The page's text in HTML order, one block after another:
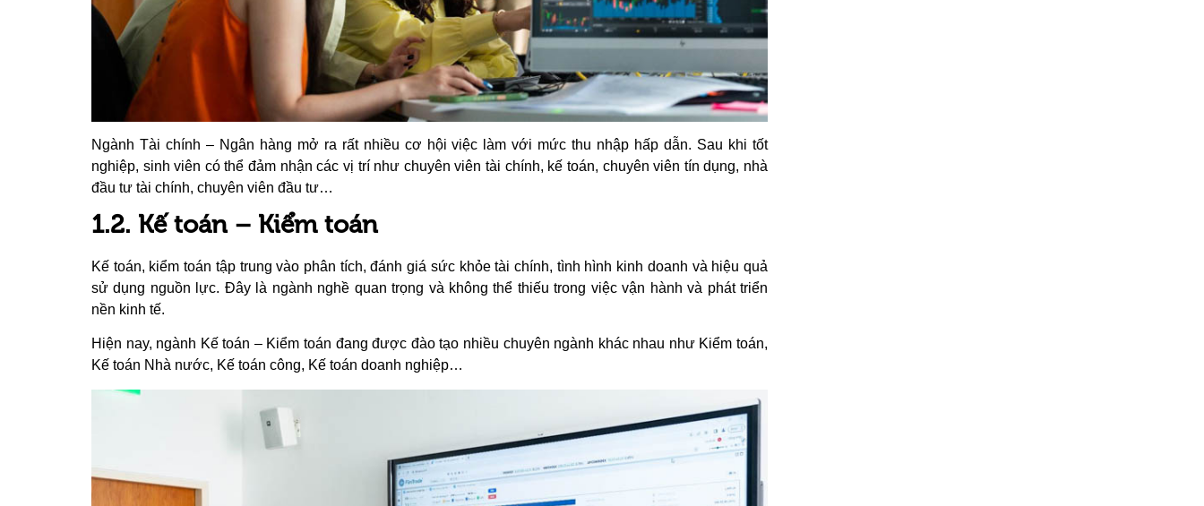
Ngành Tài chính – Ngân hàng mở ra rất nhiều cơ hội việc làm với mức thu nhập hấp dẫn. Sau khi tốt
nghiệp, sinh viên có thể đảm nhận các vị trí như chuyên viên tài chính, kế toán, chuyên viên tín dụng, nhà
đầu tư tài chính, chuyên viên đầu tư…
1.2. Kế toán – Kiểm toán
Kế toán, kiểm toán tập trung vào phân tích, đánh giá sức khỏe tài chính, tình hình kinh doanh và hiệu quả
sử dụng nguồn lực. Đây là ngành nghề quan trọng và không thể thiếu trong việc vận hành và phát triển
nền kinh tế.
Hiện nay, ngành Kế toán – Kiểm toán đang được đào tạo nhiều chuyên ngành khác nhau như Kiểm toán,
Kế toán Nhà nước, Kế toán công, Kế toán doanh nghiệp…